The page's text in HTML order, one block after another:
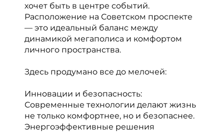
хочет быть в центре событий.
Расположение на Советском проспекте
— это идеальный баланс между
динамикой мегаполиса и комфортом
личного пространства.
Здесь продумано все до мелочей:
Инновации и безопасность:
Современные технологии делают жизнь
не только комфортнее, но и безопаснее.
Энергоэффективные решения